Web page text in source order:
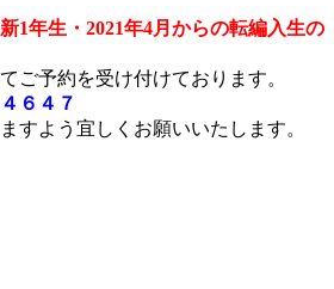
1年生・2021年4月からの転編入生の
ご予約を受け付けております。
６４７
すよう宜しくお願いいたします。